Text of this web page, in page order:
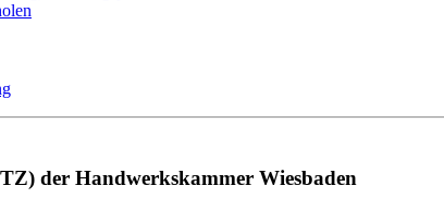
der Handwerkskammer Wiesbaden